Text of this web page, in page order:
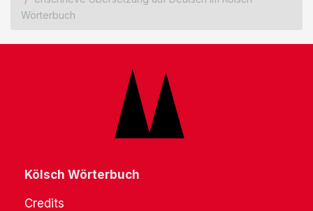
Wörterbuch
Kölsch Wörterbuch
Credits